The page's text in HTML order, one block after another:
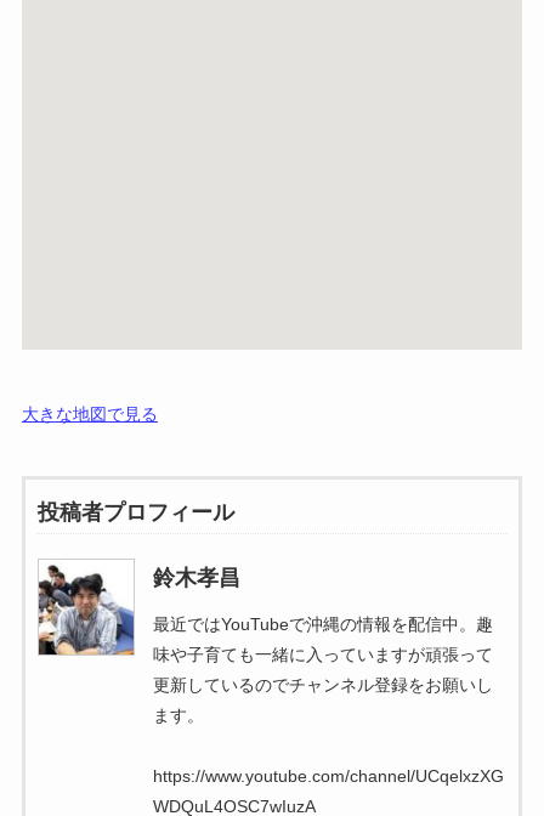
大きな地図で見る
投稿者プロフィール
鈴木孝昌
最近ではYouTubeで沖縄の情報を配信中。趣
味や子育ても一緒に入っていますが頑張って
更新しているのでチャンネル登録をお願いし
ます。
https://www.youtube.com/channel/UCqelxzXG
WDQuL4OSC7wIuzA